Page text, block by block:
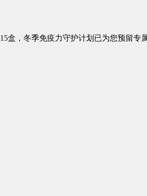
盒，冬季免疫力守护计划已为您预留